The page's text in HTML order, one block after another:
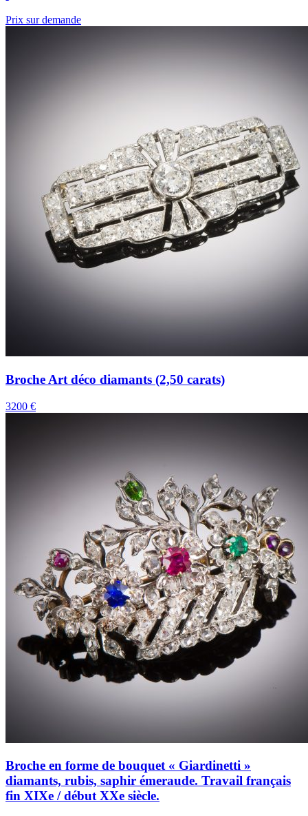
Prix sur demande
Broche Art déco diamants (2,50 carats)
3200 €
Broche en forme de bouquet « Giardinetti »
diamants, rubis, saphir émeraude. Travail français
fin XIXe / début XXe siècle.